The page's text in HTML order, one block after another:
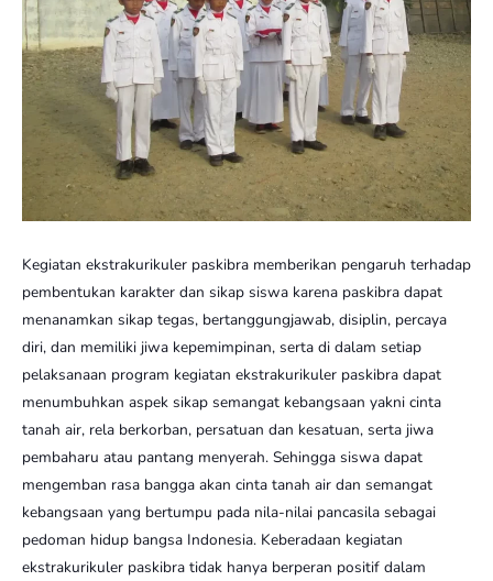
Kegiatan ekstrakurikuler paskibra memberikan pengaruh terhadap
pembentukan karakter dan sikap siswa karena paskibra dapat
menanamkan sikap tegas, bertanggungjawab, disiplin, percaya
diri, dan memiliki jiwa kepemimpinan, serta di dalam setiap
pelaksanaan program kegiatan ekstrakurikuler paskibra dapat
menumbuhkan aspek sikap semangat kebangsaan yakni cinta
tanah air, rela berkorban, persatuan dan kesatuan, serta jiwa
pembaharu atau pantang menyerah. Sehingga siswa dapat
mengemban rasa bangga akan cinta tanah air dan semangat
kebangsaan yang bertumpu pada nila-nilai pancasila sebagai
pedoman hidup bangsa Indonesia. Keberadaan kegiatan
ekstrakurikuler paskibra tidak hanya berperan positif dalam